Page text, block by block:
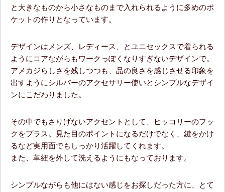
と大きなものから小さなものまで入れられるように多めのポ
ケットの作りとなっています。
デザインはメンズ、レディース、とユニセックスで着られる
ようにコアながらもワークっぽくなりすぎないデザインで。
アメカジらしさを残しつつも、品の良さを感じさせる印象を
出すようにシルバーのアクセサリー使いとシンプルなデザイ
ンにこだわりました。
その中でもさりげないアクセントとして、ヒッコリーのフッ
クをプラス。見た目のポイントになるだけでなく、鍵をかけ
るなど実用面でもしっかり活躍してくれます。
また、革紐を外して洗えるようにもなっております。
シンプルながらも他にはない感じをお探しだった方に、とて